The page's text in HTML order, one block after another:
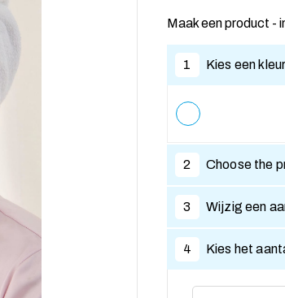
Maak een product -
1 Kies een kleur
2 Choose the
3 Wijzig een
4 Kies het